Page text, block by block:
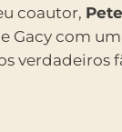
coautor,
Gacy com
verdadeiros